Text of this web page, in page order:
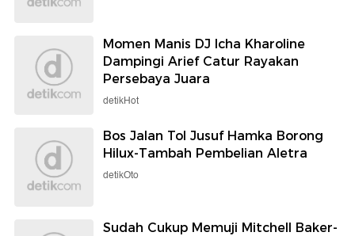
Momen Manis DJ Icha Kharoline
Dampingi Arief Catur Rayakan
Persebaya Juara
detikHot
Bos Jalan Tol Jusuf Hamka Borong
Hilux-Tambah Pembelian Aletra
detikOto
Sudah Cukup Memuji Mitchell Baker-